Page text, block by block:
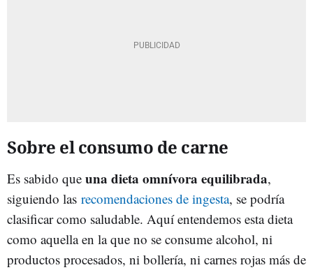
Sobre el consumo de carne
Es sabido que una dieta omnívora equilibrada,
siguiendo las recomendaciones de ingesta, se podría
clasificar como saludable. Aquí entendemos esta dieta
como aquella en la que no se consume alcohol, ni
productos procesados, ni bollería, ni carnes rojas más de